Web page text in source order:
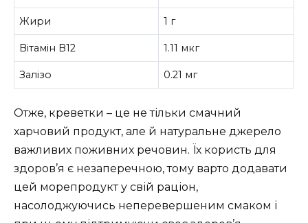
Жири 1 г
Вітамін В12 1.11 мкг
Залізо 0.21 мг
Отже, креветки – це не тільки смачний
харчовий продукт, але й натуральне джерело
важливих поживних речовин. Їх користь для
здоров’я є незаперечною, тому варто додавати
цей морепродукт у свій раціон,
насолоджуючись неперевершеним смаком і